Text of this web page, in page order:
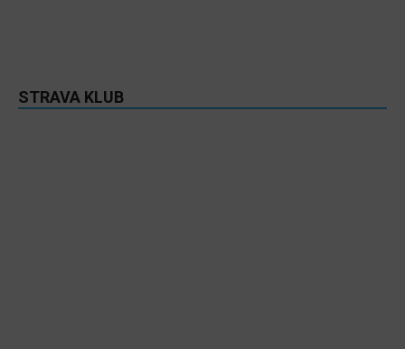
STRAVA KLUB